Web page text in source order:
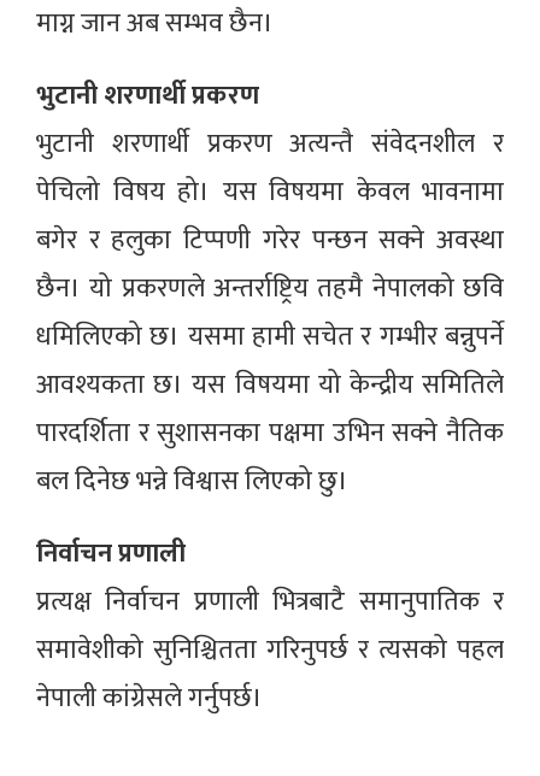
माग्न जान अब सम्भव छैन।
भुटानी शरणार्थी प्रकरण
भुटानी शरणार्थी प्रकरण अत्यन्तै संवेदनशील र
पेचिलो विषय हो। यस विषयमा केवल भावनामा
बगेर र हलुका टिप्पणी गरेर पन्छन सक्ने अवस्था
छैन। यो प्रकरणले अन्तर्राष्ट्रिय तहमै नेपालको छवि
धमिलिएको छ। यसमा हामी सचेत र गम्भीर बन्नुपर्ने
आवश्यकता छ। यस विषयमा यो केन्द्रीय समितिले
पारदर्शिता र सुशासनका पक्षमा उभिन सक्ने नैतिक
बल दिनेछ भन्ने विश्वास लिएको छु।
निर्वाचन प्रणाली
प्रत्यक्ष निर्वाचन प्रणाली भित्रबाटै समानुपातिक र
समावेशीको सुनिश्चितता गरिनुपर्छ र त्यसको पहल
नेपाली कांग्रेसले गर्नुपर्छ।